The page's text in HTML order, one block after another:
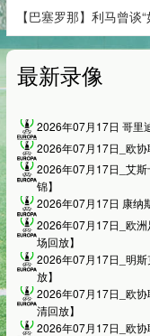
【巴塞罗那】利马曾
最新录像
2026年07月17日 哥里
2026年07月17日_欧协
2026年07月17日_艾
锦】
2026年07月17日 康纳
2026年07月17日_欧
场回放】
2026年07月17日_明
放】
2026年07月17日_欧
清回放】
2026年07月17日_欧